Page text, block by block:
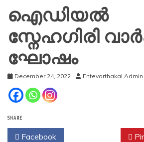
ഐഡിയൽ
സ്നേഹഗിരി
ഘോഷം
December 24, 2022 Entevarthakal Admin
SHARE
Facebook